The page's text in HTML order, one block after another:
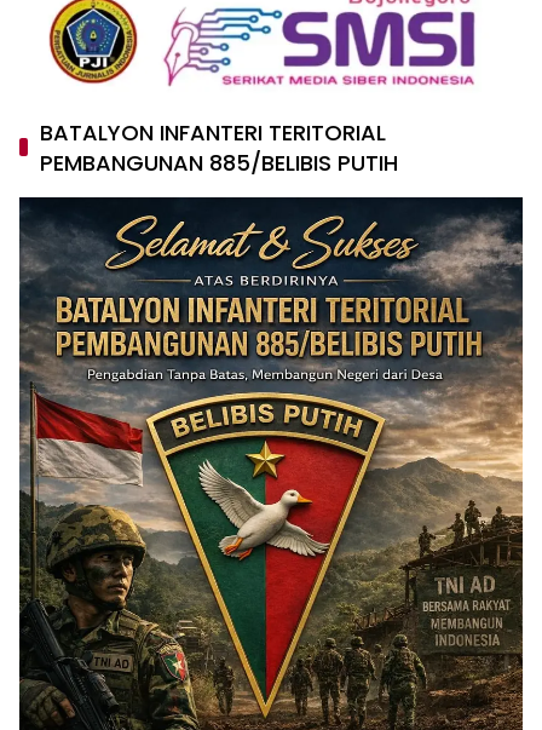
BATALYON INFANTERI TERITORIAL
PEMBANGUNAN 885/BELIBIS PUTIH